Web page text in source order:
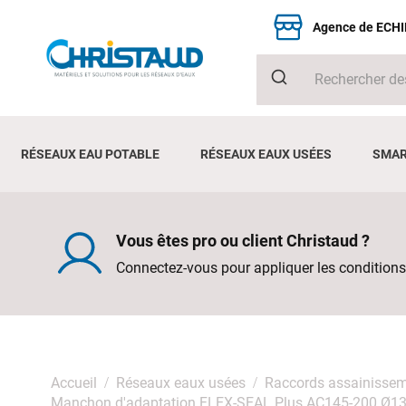
Agence de
RÉSEAUX EAU POTABLE RÉSEAUX EAUX USÉES
Vous êtes pro ou client Christaud ?
Connectez-vous pour appliquer les
Accueil Réseaux eaux usées Raccords